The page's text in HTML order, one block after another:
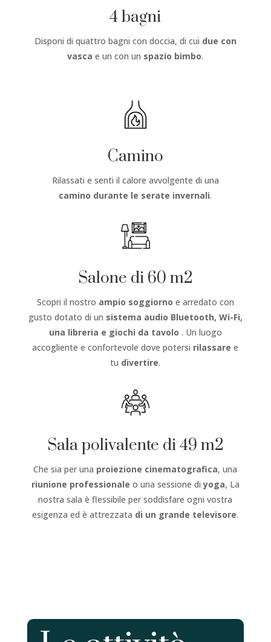
4 bagni
Disponi di quattro bagni con doccia, di cui due con
vasca e un con un spazio bimbo.
Camino
Rilassati e senti il calore avvolgente di una
camino durante le serate invernali.
Salone di 60 m2
Scopri il nostro ampio soggiorno e arredato con
gusto dotato di un sistema audio Bluetooth, Wi-Fi,
una libreria e giochi da tavolo . Un luogo
accogliente e confortevole dove potersi rilassare e
tu divertire.
Sala polivalente di 49 m2
Che sia per una proiezione cinematografica, una
riunione professionale o una sessione diyoga, La
nostra sala è flessibile per soddisfare ogni vostra
esigenza ed è attrezzata di un grande televisore.